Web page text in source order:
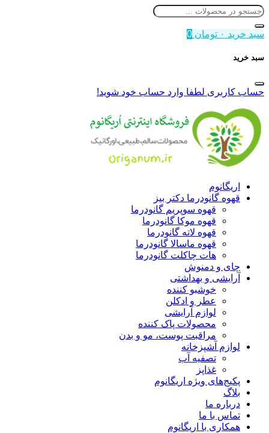
سبد خرید ۰ تومان 0
سبد خرید
حساب کاربری لطفا وارد حساب خود شوید!
اریگانوم
قهوه گانودرما دکتر بیز
قهوه سوپریم گانودرما
قهوه موکا گانودرما
قهوه لاته گانودرما
قهوه ماسالا گانودرما
هات چاکلت گانودرما
چای و دمنوش
آرایشی و بهداشتی
خوشبو کننده
عطر و ادکلن
لوازم آرایشی
محصولات پاک کننده
مراقبت پوست، مو و بدن
لوازم آشپزخانه
تصفیه آب
غذاپز
پکیج‌های ویژه اریگانوم
بلاگ
درباره ما
تماس با ما
همکاری با اریگانوم